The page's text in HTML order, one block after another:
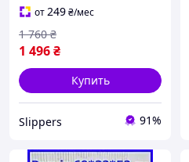
лофт светло-серая
от249₴/мес
1 496₴
1 760 ₴
Купить
Slippers 91%